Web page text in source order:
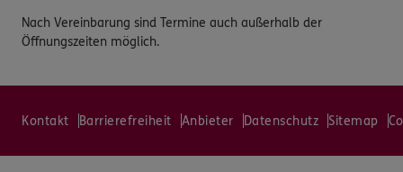
Nach Vereinbarung sind Termine auch außerhalb der
Öffnungszeiten möglich.
Kontakt Barrierefreiheit Anbieter Datenschutz Sitemap